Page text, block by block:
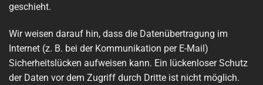
geschieht.
Wir weisen darauf hin, dass die Datenübertragung im
Internet (z. B. bei der Kommunikation per E-Mail)
Sicherheitslücken aufweisen kann. Ein lückenloser Schutz
der Daten vor dem Zugriff durch Dritte ist nicht möglich.